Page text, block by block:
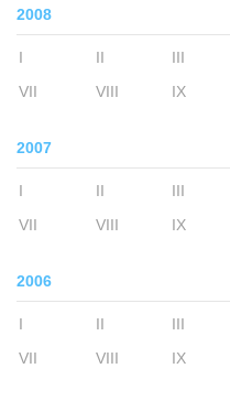
2008
I II III
VII
VIII IX
2007
I II III
VII
VIII IX
2006
I II III
VII
VIII IX